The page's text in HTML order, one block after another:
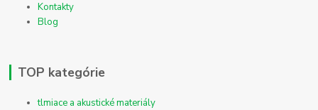
Kontakty
Blog
TOP kategórie
tlmiace a akustické materiály